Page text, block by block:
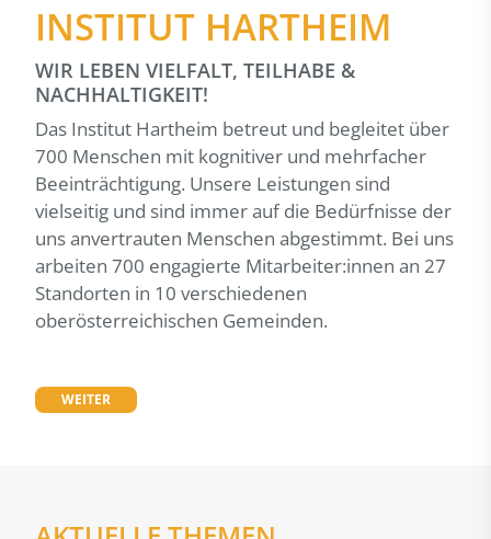
INSTITUT HARTHEIM
WIR LEBEN VIELFALT, TEILHABE &
NACHHALTIGKEIT!
Das Institut Hartheim betreut und begleitet über
700 Menschen mit kognitiver und mehrfacher
Beeinträchtigung. Unsere Leistungen sind
vielseitig und sind immer auf die Bedürfnisse der
uns anvertrauten Menschen abgestimmt. Bei uns
arbeiten 700 engagierte Mitarbeiter:innen an 27
Standorten in 10 verschiedenen
oberösterreichischen Gemeinden.
WEITER